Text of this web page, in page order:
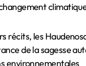
récits, les
de la sagesse
environnementales